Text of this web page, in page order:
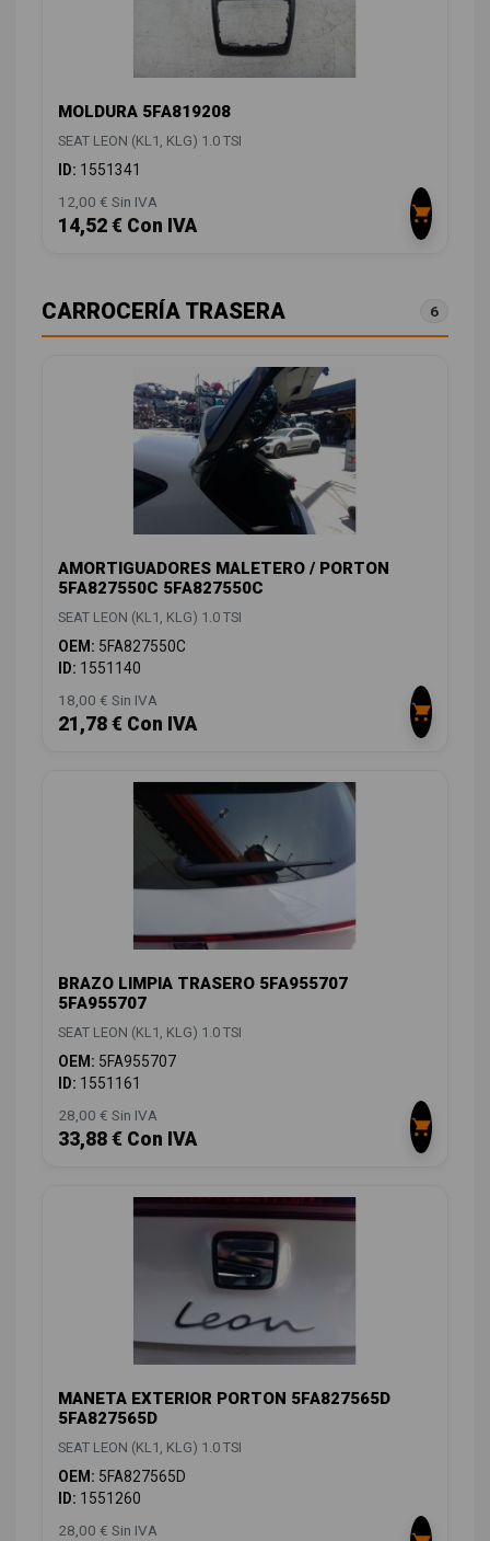
MOLDURA 5FA819208
SEAT LEON (KL1, KLG) 1.0 TSI
ID: 1551341
12,00 € Sin IVA
14,52 € Con IVA
CARROCERÍA TRASERA 6
AMORTIGUADORES MALETERO / PORTON
5FA827550C 5FA827550C
SEAT LEON (KL1, KLG) 1.0 TSI
OEM: 5FA827550C
ID: 1551140
18,00 € Sin IVA
21,78 € Con IVA
BRAZO LIMPIA TRASERO 5FA955707
5FA955707
SEAT LEON (KL1, KLG) 1.0 TSI
OEM: 5FA955707
ID: 1551161
28,00 € Sin IVA
33,88 € Con IVA
MANETA EXTERIOR PORTON 5FA827565D
5FA827565D
SEAT LEON (KL1, KLG) 1.0 TSI
OEM: 5FA827565D
ID: 1551260
28,00 € Sin IVA